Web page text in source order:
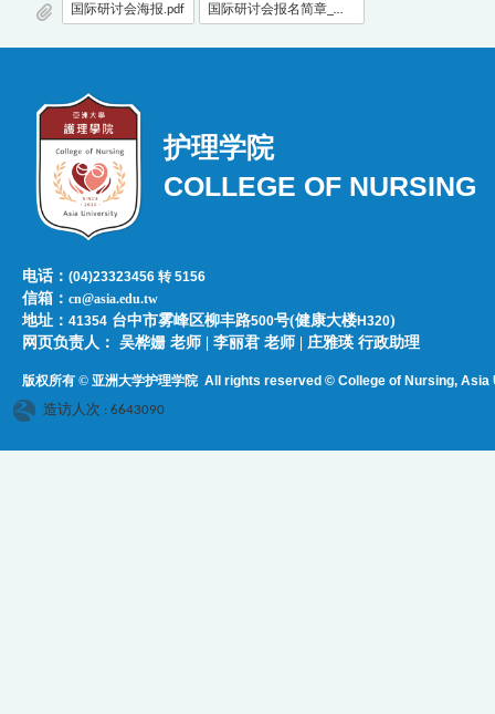
国际研讨会海报.pdf 国际研讨会报名简章_线上0914.pdf
护理学院
COLLEGE OF NURSING
电话：(04)23323456 转 5156
信箱：cn@asia.edu.tw
地址：41354 台中市雾峰区柳丰路500号(健康大楼H320)
网页负责人：​​​ ​吴桦姗 老师 | 李丽君 老师 | 庄雅瑛 行政助理
版权所有 © 亚洲大学护理学院All rights reserved © College of Nursing, Asia
造访人次 : 6643090